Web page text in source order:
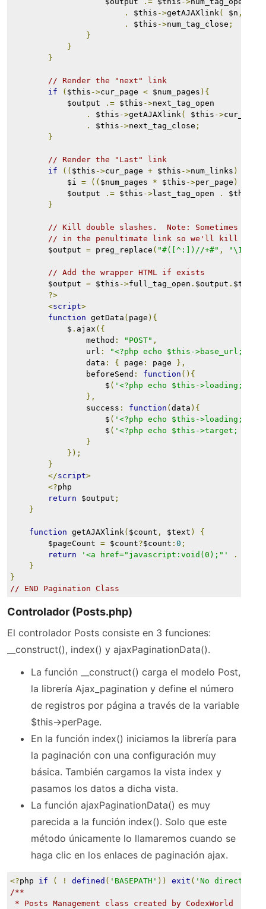
.
$this ->getAJAXlink ( $n ,
.
$this ->num_tag_close ;
}
}
}
// Render the "next" link
if
( $this ->cur_page < $num_pages ){
$output
.= $this ->next_tag_open
.
$this ->getAJAXlink ( $this ->cur_page
.
$this ->next_tag_close ;
}
// Render the "Last" link
if
(( $this ->cur_page + $this ->num_links )
$i = (( $num_pages * $this ->per_page )
$output
.= $this ->last_tag_open . $this
}
// Kill double slashes.  Note: Sometimes we
// in the penultimate link so we'll kill all
$output = preg_replace ( "#([^:])//+#" , "\1/"
// Add the wrapper HTML if exists
$output = $this ->full_tag_open . $output . $this
?>
<script>
function getData ( page ){
$ . ajax ({
method : "POST" ,
url : "<?php echo $this->base_url; ?>"
data : { page : page
},
beforeSend : function (){
$ ( '<?php echo $this->loading; ?>'
},
success : function ( data ){
$ ( '<?php echo $this->loading; ?>'
$ ( '<?php echo $this->target; ?>'
}
});
}
</script>
<?php
return $output ;
}
function getAJAXlink ( $count , $text )
{
$pageCount = $count?$count : 0 ;
return
'<a href="javascript:void(0);"' .
}
}
// END Pagination Class
Controlador (Posts.php)
El controlador Posts consiste en 3 funciones:
__construct(), index() y ajaxPaginationData().
La función __construct() carga el modelo Post,
la librería Ajax_pagination y define el número
de registros por página a través de la variable
$this->perPage.
En la función index() iniciamos la librería para
la paginación con una configuración muy
básica. También cargamos la vista index y
pasamos los datos a dicha vista.
La función ajaxPaginationData() es muy
parecida a la función index(). Solo que este
método únicamente lo llamaremos cuando se
haga clic en los enlaces de paginación ajax.
<?php if ( ! defined ( 'BASEPATH' )) exit ( 'No direct
/**
* Posts Management class created by CodexWorld